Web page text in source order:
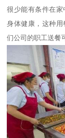
很少能有条件在
身体健康，这种
们公司的职工送餐